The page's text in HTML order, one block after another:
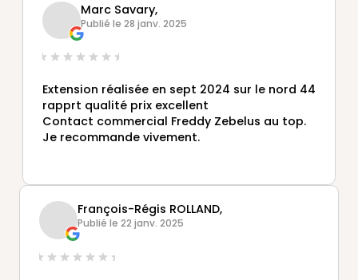
Marc Savary,
Publié le 28 janv. 2025
Extension réalisée en sept 2024 sur le nord 44
rapprt qualité prix excellent
Contact commercial Freddy Zebelus au top.
Je recommande vivement.
François-Régis ROLLAND,
Publié le 22 janv. 2025